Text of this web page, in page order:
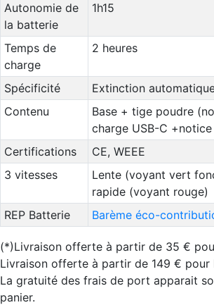
Autonomie de
la batterie
1h15
Temps de
charge
2 heures
Spécificité
Extinction
Contenu
Base + tige poudre
charge USB-C +notice
Certifications
CE, WEEE
3 vitesses
Lente (voyant vert
rapide (voyant rouge)
REP Batterie
Barème éco-
(*)Livraison offerte à partir de 35 €
Livraison offerte à partir de 149 € pour
La gratuité des frais de port apparait
panier.